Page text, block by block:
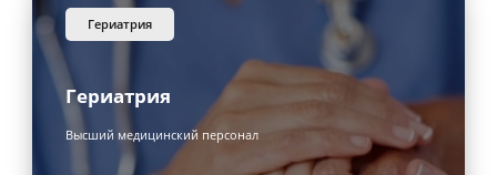
гериатрия
Гериатрия
Высший медицинский персонал